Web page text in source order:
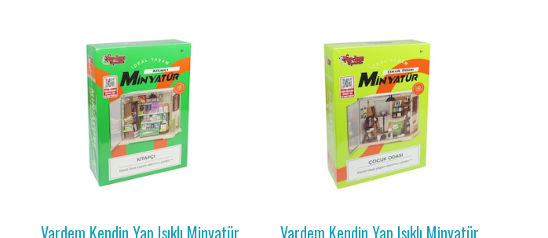
Vardem Kendin Yap Işıklı Minyatür
Vardem Kendin Yap Işıklı Minyatür